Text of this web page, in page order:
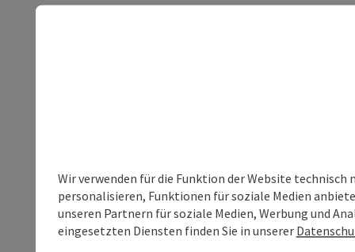
Wir verwenden für die Funktion der Website
personalisieren, Funktionen für soziale Medien
unseren Partnern für soziale Medien, Werbung und
eingesetzten Diensten finden Sie in unserer